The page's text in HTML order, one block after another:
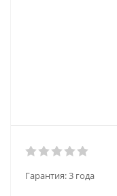
Гарантия:3 года